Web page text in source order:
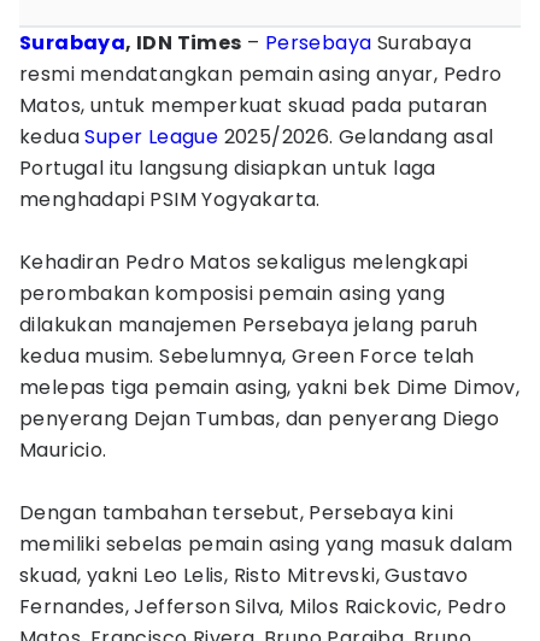
Surabaya, IDN Times – Persebaya Surabaya
resmi mendatangkan pemain asing anyar, Pedro
Matos, untuk memperkuat skuad pada putaran
keduaSuper League 2025/2026. Gelandang asal
Portugal itu langsung disiapkan untuk laga
menghadapi PSIM Yogyakarta.
Kehadiran Pedro Matos sekaligus melengkapi
perombakan komposisi pemain asing yang
dilakukan manajemen Persebaya jelang paruh
kedua musim. Sebelumnya, Green Force telah
melepas tiga pemain asing, yakni bek Dime Dimov,
penyerang Dejan Tumbas, dan penyerang Diego
Mauricio.
Dengan tambahan tersebut, Persebaya kini
memiliki sebelas pemain asing yang masuk dalam
skuad, yakni Leo Lelis, Risto Mitrevski, Gustavo
Fernandes, Jefferson Silva, Milos Raickovic, Pedro